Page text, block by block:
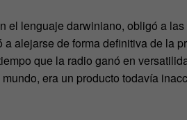
el lenguaje darwiniano, obligó a
alejarse de forma definitiva de la
que la radio ganó en
era un producto todavía